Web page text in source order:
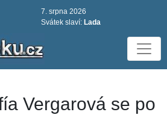
7. srpna 2026
Svátek slaví: Lada
Vergarová se po